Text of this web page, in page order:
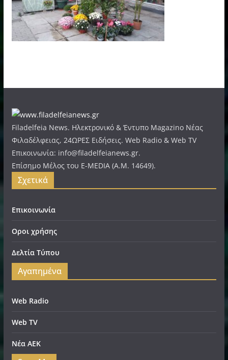
Filadelfeia News. Ηλεκτρονικό & Έντυπο Magazino Νέας
Φιλαδέλφειας, 24ΩΡΕΣ Ειδήσεις. Web Radio & Web TV
Επικοινωνία: info@filadelfeianews.gr.
Επίσημο Μέλος του E-MEDIA (A.M. 14649).
Σχετικά
Επικοινωνία
Οροι χρήσης
Δελτία Τύπου
Αγαπημένα
Web Radio
Web TV
Νέα ΑΕΚ